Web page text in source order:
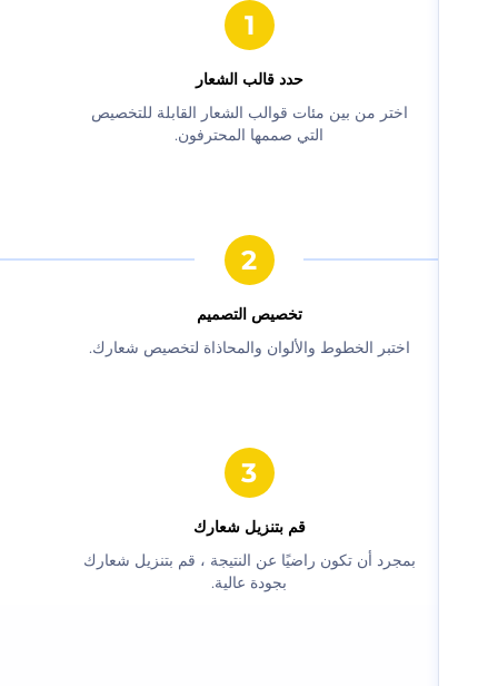
حدد قالب الشعار
‫اختر من بين مئات قوالب الشعار القابلة للتخصيص
التي صممها المحترفون.‬
‫تخصيص التصميم‬
‫اختبر الخطوط والألوان والمحاذاة لتخصيص شعارك.‬
‫قم بتنزيل شعارك‬
‫بمجرد أن تكون راضيًا عن النتيجة ، قم بتنزيل شعارك
بجودة عالية.‬